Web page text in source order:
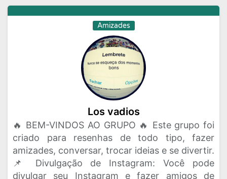
Amizades
Los vadios
🔥 BEM-VINDOS AO GRUPO 🔥 Este grupo foi
criado para resenhas de todo tipo, fazer
amizades, conversar, trocar ideias e se divertir.
📌 Divulgação de Instagram: Você pode
divulgar seu Instagram e fazer amigos de